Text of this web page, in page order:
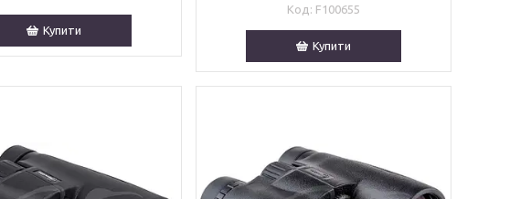
Купити
F100655
Купити